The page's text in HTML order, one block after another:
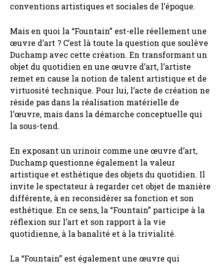
conventions artistiques et sociales de l’époque.
Mais en quoi la “Fountain” est-elle réellement une
œuvre d’art ? C’est là toute la question que soulève
Duchamp avec cette création. En transformant un
objet du quotidien en une œuvre d’art, l’artiste
remet en cause la notion de talent artistique et de
virtuosité technique. Pour lui, l’acte de création ne
réside pas dans la réalisation matérielle de
l’œuvre, mais dans la démarche conceptuelle qui
la sous-tend.
En exposant un urinoir comme une œuvre d’art,
Duchamp questionne également la valeur
artistique et esthétique des objets du quotidien. Il
invite le spectateur à regarder cet objet de manière
différente, à en reconsidérer sa fonction et son
esthétique. En ce sens, la “Fountain” participe à la
réflexion sur l’art et son rapport à la vie
quotidienne, à la banalité et à la trivialité.
La “Fountain” est également une œuvre qui